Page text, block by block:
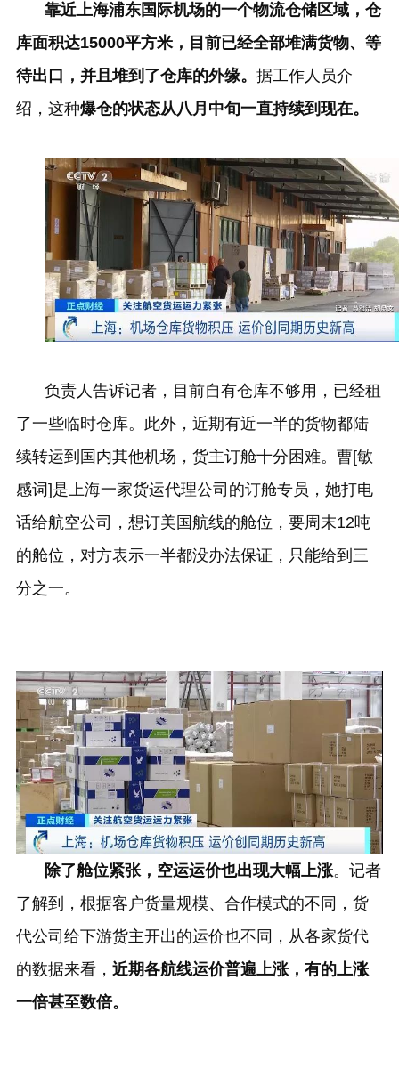
靠近上海浦东国际机场的一个物流仓储区域，仓
库面积达15000平方米，目前已经全部堆满货物、等
待出口，并且堆到了仓库的外缘。 据工作人员介
绍，这种爆仓的状态从八月中旬一直持续到现在。
负责人告诉记者，目前自有仓库不够用，已经租
了一些临时仓库。此外，近期有近一半的货物都陆
续转运到国内其他机场，货主订舱十分困难。曹[敏
感词]是上海一家货运代理公司的订舱专员，她打电
话给航空公司，想订美国航线的舱位，要周末12吨
的舱位，对方表示一半都没办法保证，只能给到三
分之一。
除了舱位紧张，空运运价也出现大幅上涨。记者
了解到，根据客户货量规模、合作模式的不同，货
代公司给下游货主开出的运价也不同，从各家货代
的数据来看， 近期各航线运价普遍上涨，有的上涨
一倍甚至数倍。